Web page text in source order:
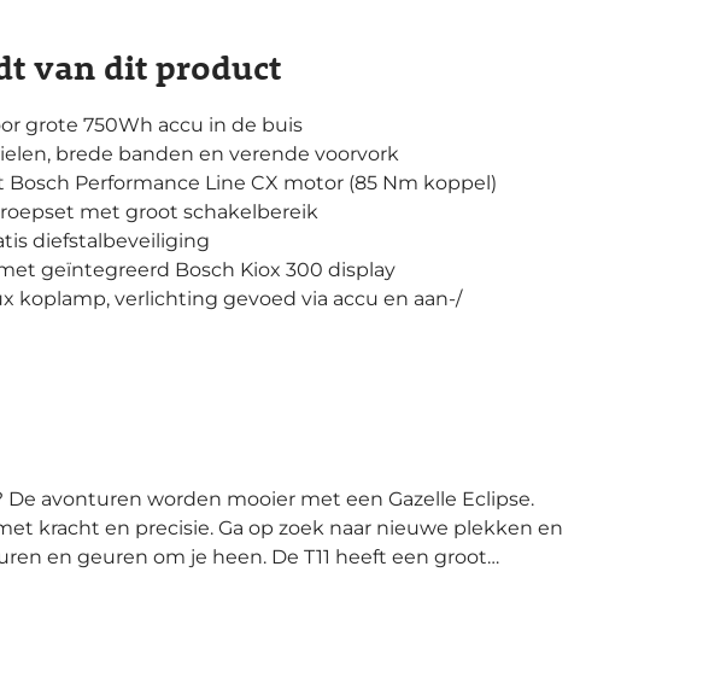
van dit product
grote 750Wh accu in de buis
brede banden en verende voorvork
Performance Line CX motor (85 Nm koppel)
met groot schakelbereik
diefstalbeveiliging
geïntegreerd Bosch Kiox 300 display
koplamp, verlichting gevoed via accu en aan-/
kracht en precisie. Ga op zoek naar nieuwe plekken en
om je heen. De T11 heeft een groot
XT 11-speed schakelset, waarmee geen helling te